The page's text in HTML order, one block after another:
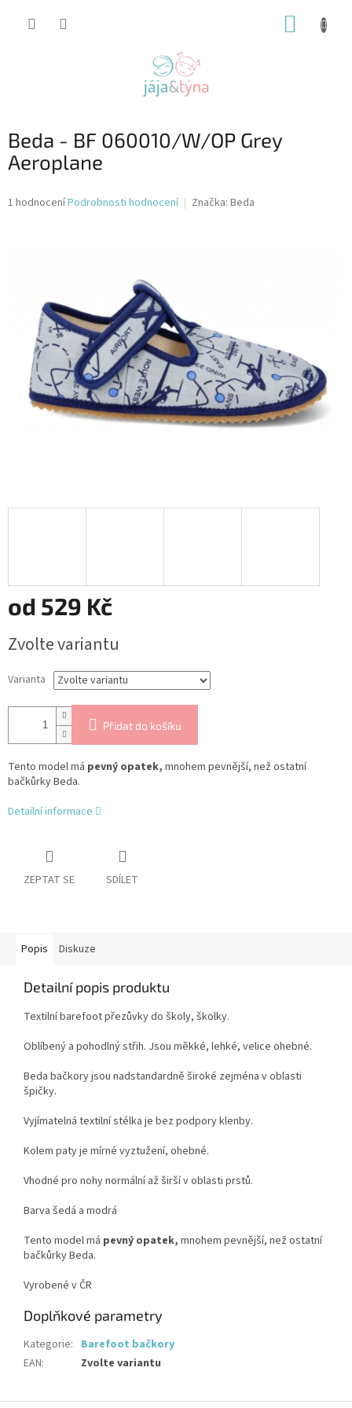
Beda - BF 060010/W/OP Grey
Aeroplane
Průměrné
hvězdiček.
1 hodnoceníPodrobnosti hodnocení Značka: Beda
od 529 Kč
cena:
Zvolte variantu
Varianta
Přidat do košíku
Tento model má pevný opatek, mnohem pevnější, než ostatní
bačkůrky Beda.
Detailní informace
ZEPTAT SE SDÍLET
Popis Diskuze
Detailní popis produktu
Textilní barefoot přezůvky do školy, školky.
Oblíbený a pohodlný střih. Jsou měkké, lehké, velice ohebné.
Beda bačkory jsou nadstandardně široké zejména v oblasti
špičky.
Vyjímatelná textilní stélka je bez podpory klenby.
Kolem paty je mírné vyztužení, ohebné.
Vhodné pro nohy normální až širší v oblasti prstů.
Barva šedá a modrá
Tento model má pevný opatek, mnohem pevnější, než ostatní
bačkůrky Beda.
Vyrobené v ČR
Doplňkové parametry
Kategorie: Barefoot bačkory
EAN: Zvolte variantu